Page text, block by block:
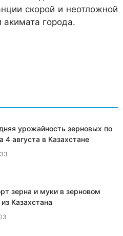
скорой и неотложной
города.
урожайность зерновых по
4 августа в Казахстане
зерна и муки в зерновом
Казахстана